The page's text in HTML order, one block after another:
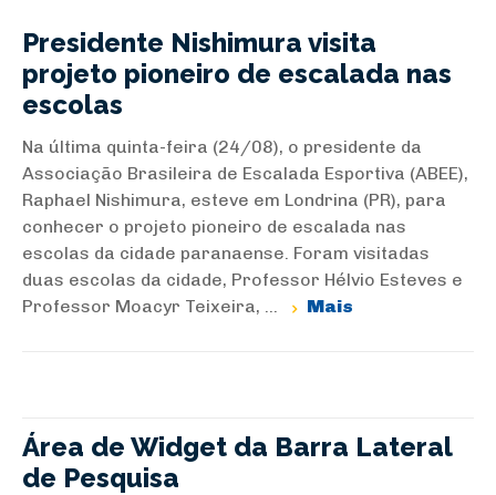
Presidente Nishimura visita
projeto pioneiro de escalada nas
escolas
Na última quinta-feira (24/08), o presidente da
Associação Brasileira de Escalada Esportiva (ABEE),
Raphael Nishimura, esteve em Londrina (PR), para
conhecer o projeto pioneiro de escalada nas
escolas da cidade paranaense. Foram visitadas
duas escolas da cidade, Professor Hélvio Esteves e
Professor Moacyr Teixeira, ...
Mais
Área de Widget da Barra Lateral
de Pesquisa